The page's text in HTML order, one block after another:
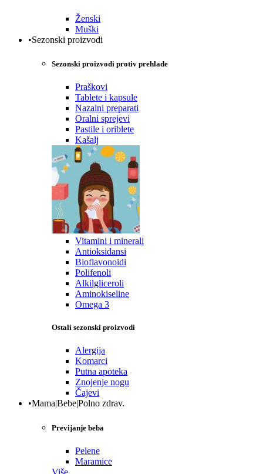
Ženski
Muški
•Sezonski proizvodi
Sezonski proizvodi protiv prehlade
Praškovi
Tablete i kapsule
Nazalni preparati
Oralni sprejevi
Pastile i oriblete
Kašalj
Vitamini i minerali
Antioksidansi
Bioflavonoidi
Polifenoli
Alkilgliceroli
Aminokiseline
Omega 3
Ostali sezonski proizvodi
Alergija
Komarci
Putna apoteka
Znojenje nogu
Čajevi
•Mama|Bebe|Polno zdrav.
Previjanje beba
Pelene
Maramice
Više